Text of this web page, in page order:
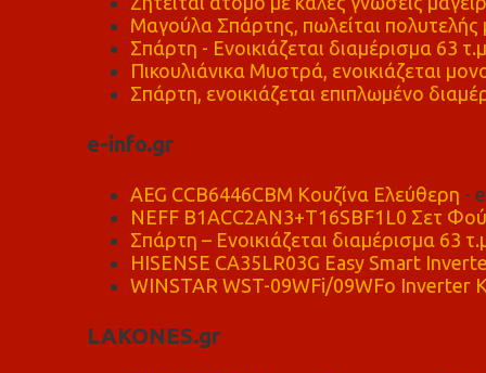
Μαγούλα Σπάρτης, πωλείται πολυτελής
Σπάρτη - Ενοικιάζεται διαμέρισμα 63 τ.μ
Πικουλιάνικα Μυστρά, ενοικιάζεται
Σπάρτη, ενοικιάζεται επιπλωμένο
e-info.gr
AEG CCB6446CBM Κουζίνα Ελεύθερη -
NEFF B1ACC2AN3+T16SBF1L0 Σετ
Σπάρτη – Ενοικιάζεται διαμέρισμα 63
HISENSE CA35LR03G Easy Smart
WINSTAR WST-09WFi/09WFo Inverter
LAKONES.gr